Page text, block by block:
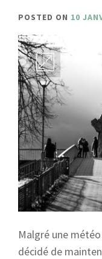
POSTED ON 10
Malgré une
décidé de